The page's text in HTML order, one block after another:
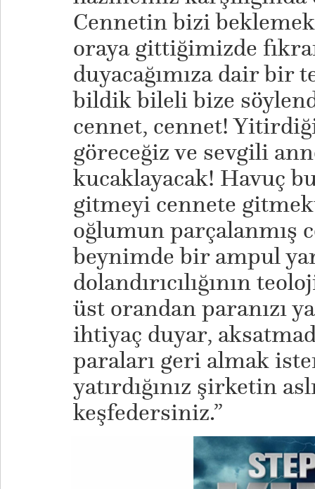
Cennetin bizi
oraya gittiğimizde
duyacağımıza dair bir
bildik bileli bize
cennet, cennet!
göreceğiz ve sevgili
kucaklayacak! Havuç
gitmeyi cennete
oğlumun parçalanmış
beynimde bir ampul
dolandırıcılığının
üst orandan paranızı
ihtiyaç duyar,
paraları geri almak
yatırdığınız şirketin
keşfedersiniz.”